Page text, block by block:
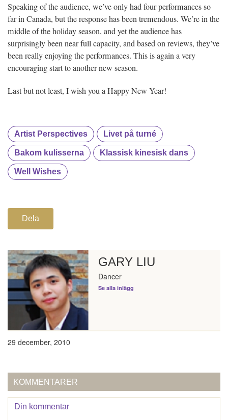
Speaking of the audience, we’ve only had four performances so
far in Canada, but the response has been tremendous. We’re in the
middle of the holiday season, and yet the audience has
surprisingly been near full capacity, and based on reviews, they’ve
been really enjoying the performances. This is again a very
encouraging start to another new season.
Last but not least, I wish you a Happy New Year!
Artist Perspectives Livet på turné
Bakom kulisserna Klassisk kinesisk dans
Well Wishes
Dela
GARY LIU
Dancer
Se alla inlägg
29 december, 2010
KOMMENTARER